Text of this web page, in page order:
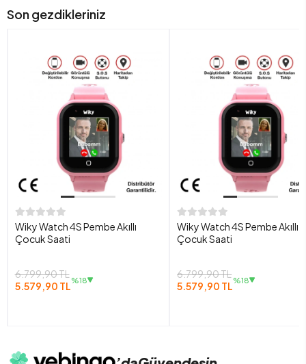
Son gezdikleriniz
Wiky Watch 4S Pembe Akıllı
Çocuk Saati
6.799,90 TL
5.579,90 TL%18
Wiky Watch 4S Pembe Akıllı
Çocuk Saati
6.799,90 TL
5.579,90 TL%18